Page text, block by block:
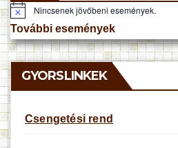
N
o
i
c
e
Nincsenek jövőbeni események.
További események
GYORSLINKEK
Csengetési rend